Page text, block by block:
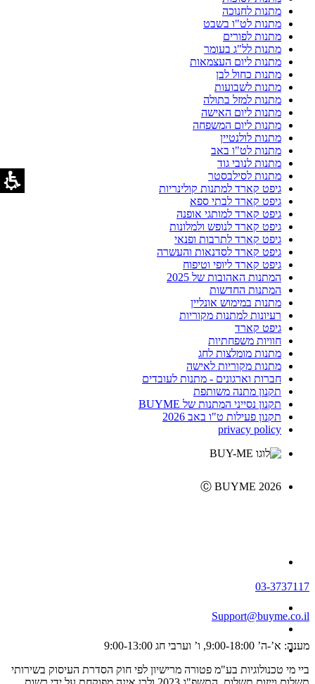
מתנות לחנוכה
מתנות לט"ו בשבט
מתנות לפורים
מתנות לל"ג בעומר
מתנות ליום העצמאות
מתנות כחול לבן
מתנות לשבועות
מתנות למזל בתולה
מתנות ליום האישה
מתנות ליום המשפחה
מתנות לולנטיין
מתנות לט"ו באב
מתנות לנובי גוד
מתנות לסילבסטר
גיפט קארד למתנות קולינריות
גיפט קארד לבתי ספא
גיפט קארד למותגי אופנה
גיפט קארד לנופש ולמלונות
גיפט קארד לתרבות ופנאי
גיפט קארד לסדנאות והעשרה
גיפט קארד ליופי וטיפוח
המתנות האהובות של 2025
המתנות החדשות
מתנות במימוש אונליין
רעיונות למתנות מקוריות
גיפט קארד
חוויות משפחתיות
מתנות מומלצות לחג
מתנות מקוריות לאישה
חברות וארגונים - מתנות לעובדים
תקנון מתנה משותפת
תקנון נסייני המתנות של BUYME
תקנון פעילות ט"ו באב 2026
privacy policy
Ⓒ BUYME 2026
03-3737117
Support@buyme.co.il
מענה: א’-ה’ 9:00-18:00, ו’ וערבי חג 9:00-13:00
ביי מי טכנולוגיות בע"מ פטורה מרישיון לפי חוק הסדרת העיסוק בשירותי